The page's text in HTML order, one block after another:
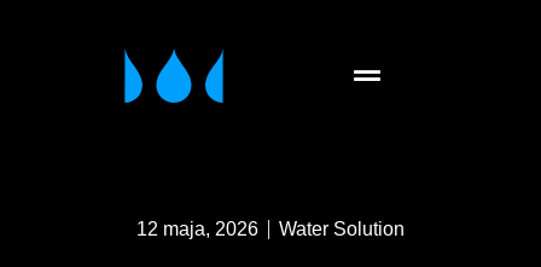
12 maja, 2026 Water Solution